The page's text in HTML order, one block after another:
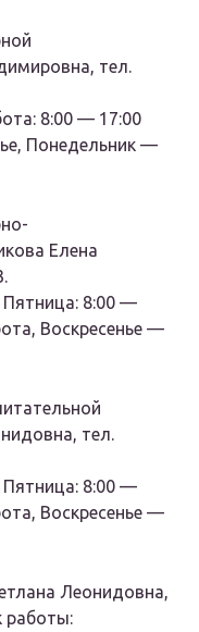
тел.
8:00 — 17:00
Понедельник —
Елена
8:00 —
Воскресенье —
тел.
8:00 —
Воскресенье —
Леонидовна,
работы: